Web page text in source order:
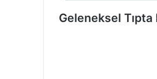
Geleneksel Tıpta